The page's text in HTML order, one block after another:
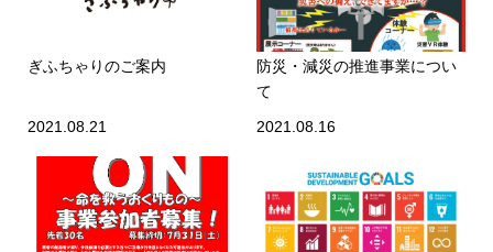
ぎふちゃりのご案内
2021.08.21
防災・減災の推進事業につい
て
2021.08.16